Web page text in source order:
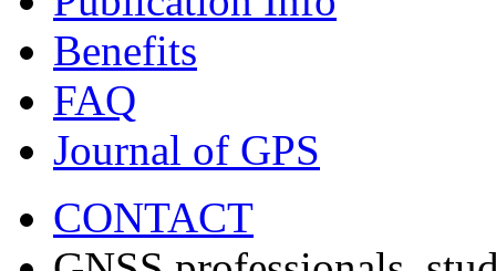
Benefits
FAQ
Journal of GPS
CONTACT